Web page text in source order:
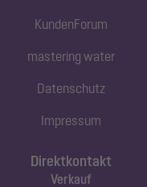
Direktkontakt
Verkauf
KundenForum
mastering water
Datenschutz
Impressum